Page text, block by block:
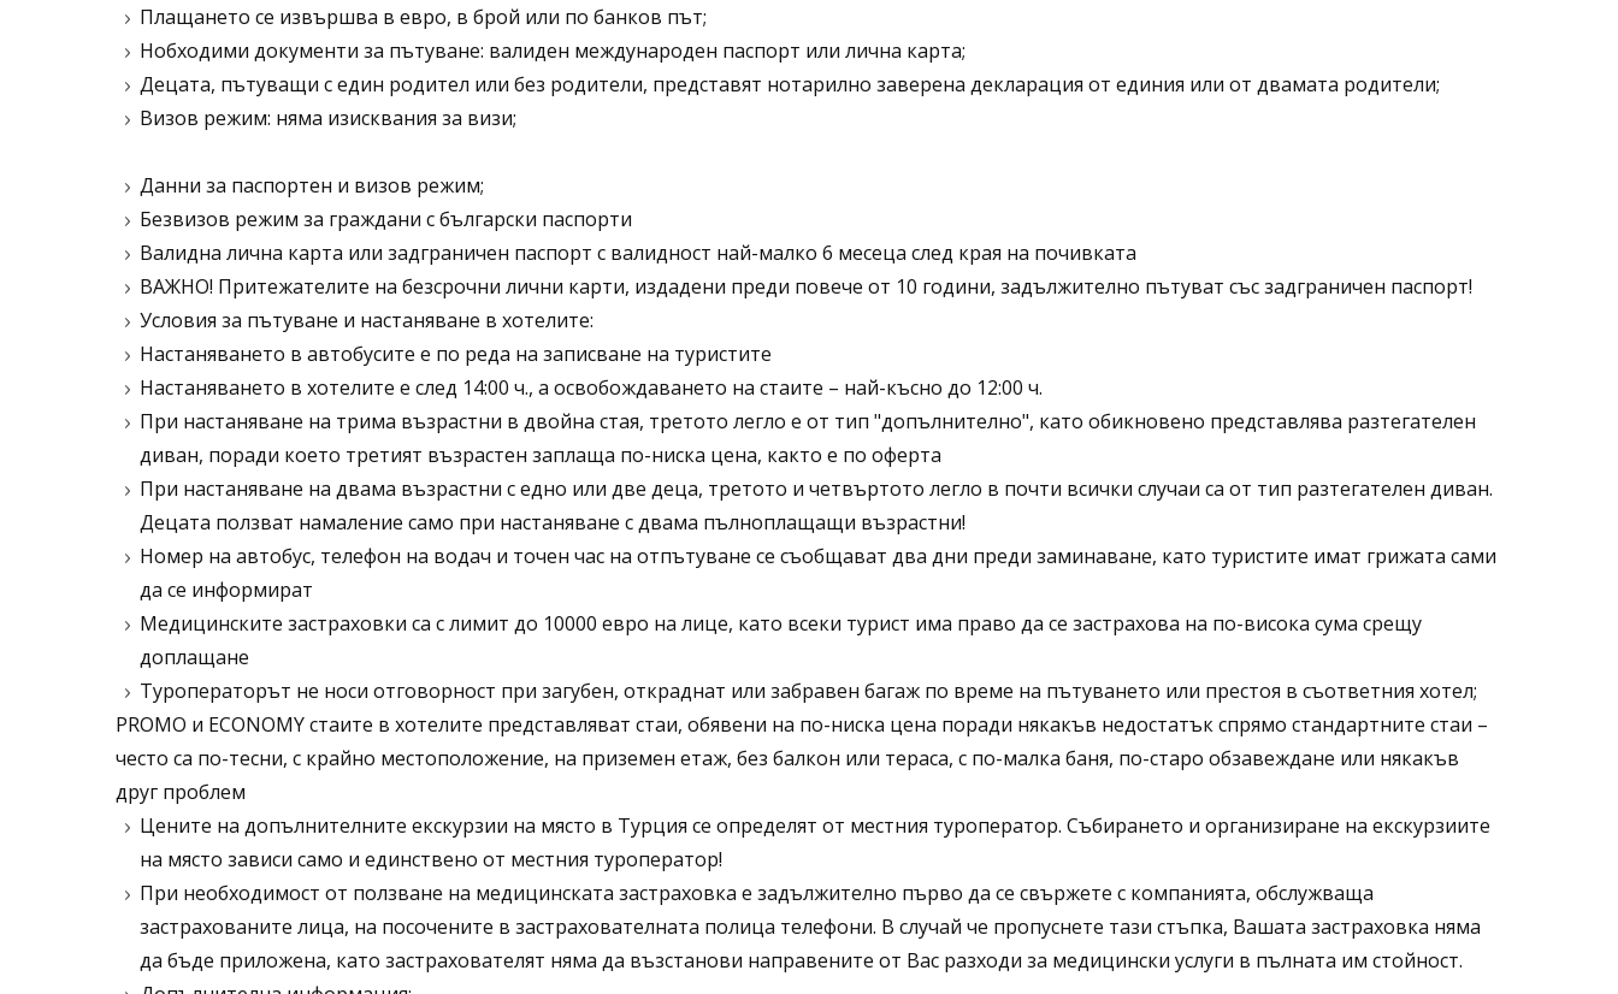
Плащането се извършва в евро, в брой или по банков път;
Нобходими документи за пътуване: валиден международен паспорт или лична карта;
Децата, пътуващи с един родител или без родители, представят нотарилно заверена декларация от единия или от двамата родители;
Визов режим: няма изисквания за визи;
Данни за паспортен и визов режим;
Безвизов режим за граждани с български паспорти
Валидна лична карта или задграничен паспорт с валидност най-малко 6 месеца след края на почивката
ВАЖНО! Притежателите на безсрочни лични карти, издадени преди повече от 10 години, задължително пътуват със задграничен паспорт!
Условия за пътуване и настаняване в хотелите:
Настаняването в автобусите е по реда на записване на туристите
Настаняването в хотелите е след 14:00 ч., а освобождаването на стаите – най-късно до 12:00 ч.
При настаняване на трима възрастни в двойна стая, третото легло е от тип "допълнително", като обикновено представлява разтегателен
диван, поради което третият възрастен заплаща по-ниска цена, както е по оферта
При настаняване на двама възрастни с едно или две деца, третото и четвъртото легло в почти всички случаи са от тип разтегателен диван.
Децата ползват намаление само при настаняване с двама пълноплащащи възрастни!
Номер на автобус, телефон на водач и точен час на отпътуване се съобщават два дни преди заминаване, като туристите имат грижата сами
да се информират
Медицинските застраховки са с лимит до 10000 евро на лице, като всеки турист има право да се застрахова на по-висока сума срещу
доплащане
Туроператорът не носи отговорност при загубен, откраднат или забравен багаж по време на пътуването или престоя в съответния хотел;
PROMO и ECONOMY стаите в хотелите представляват стаи, обявени на по-ниска цена поради някакъв недостатък спрямо стандартните стаи –
често са по-тесни, с крайно местоположение, на приземен етаж, без балкон или тераса, с по-малка баня, по-старо обзавеждане или някакъв
друг проблем
Цените на допълнителните екскурзии на място в Турция се определят от местния туроператор. Събирането и организиране на екскурзиите
на място зависи само и единствено от местния туроператор!
При необходимост от ползване на медицинската застраховка е задължително първо да се свържете с компанията, обслужваща
застрахованите лица, на посочените в застрахователната полица телефони. В случай че пропуснете тази стъпка, Вашата застраховка няма
да бъде приложена, като застрахователят няма да възстанови направените от Вас разходи за медицински услуги в пълната им стойност.